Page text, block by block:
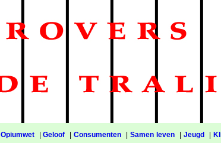
Opiumwet|Geloof |Consumenten |Samen leven |Jeugd